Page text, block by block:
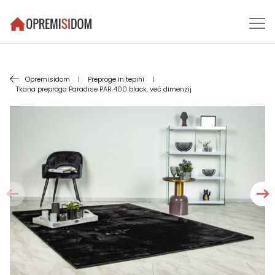
Opremisidom | Preproge in tepihi
|
Tkana preproga Paradise PAR 400 black, več dimenzij